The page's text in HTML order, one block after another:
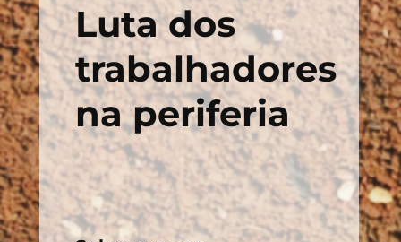
Luta dos
trabalhadores
na periferia